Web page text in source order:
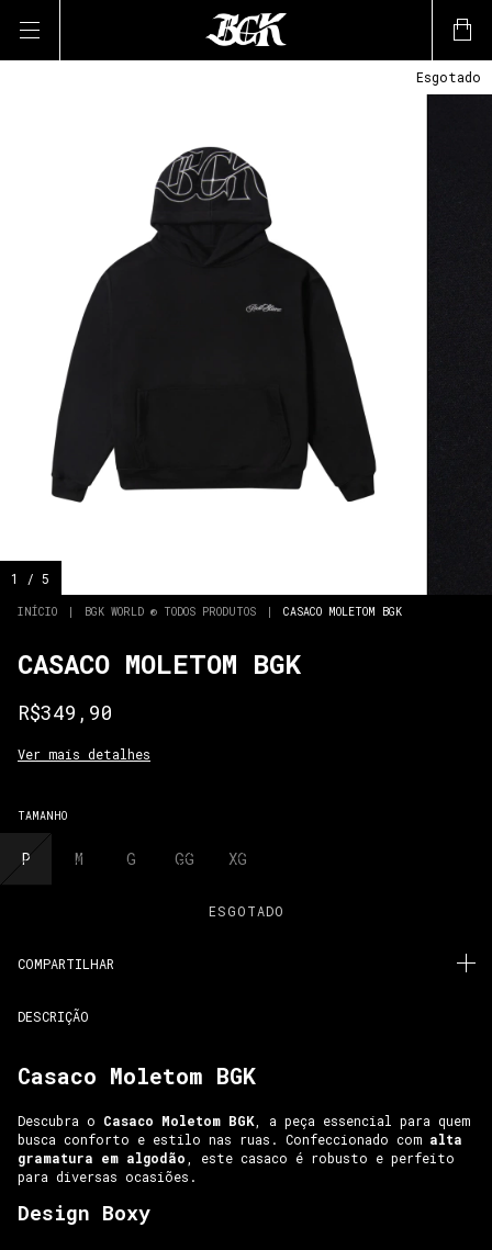
Esgotado
1 / 5
INÍCIO | BGK WORLD ® TODOS PRODUTOS | CASACO MOLETOM BGK
CASACO MOLETOM BGK
R$349,90
Ver mais detalhes
TAMANHO
P M G GG XG
COMPARTILHAR
DESCRIÇÃO
Casaco Moletom BGK
Descubra o Casaco Moletom BGK, a peça essencial para quem
busca conforto e estilo nas ruas. Confeccionado com alta
gramatura em algodão , este casaco é robusto e perfeito
para diversas ocasiões.
Design Boxy